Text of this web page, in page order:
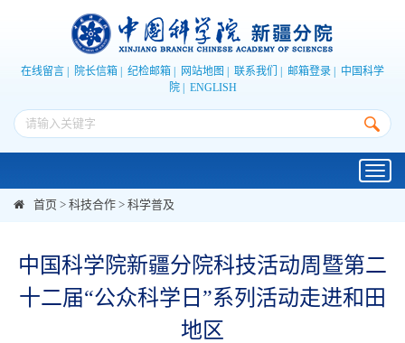
在线留言 院长信箱 纪检邮箱 网站地图 联系我们 邮箱登录
中国科学
院| ENGLISH
首页 > 科技合作 > 科学普及
中国科学院新疆分院科技活动周暨第二
十二届“公众科学日”系列活动走进和田
地区